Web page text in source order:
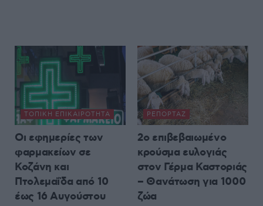
ΤΟΠΙΚΉ ΕΠΙΚΑΙΡΌΤΗΤΑ
Οι εφημερίες των
φαρμακείων σε
Κοζάνη και
Πτολεμαΐδα από 10
έως 16 Αυγούστου
ΡΕΠΟΡΤΆΖ
2ο επιβεβαιωμένο
κρούσμα ευλογιάς
στον Γέρμα Καστοριάς
– Θανάτωση για 1000
ζώα